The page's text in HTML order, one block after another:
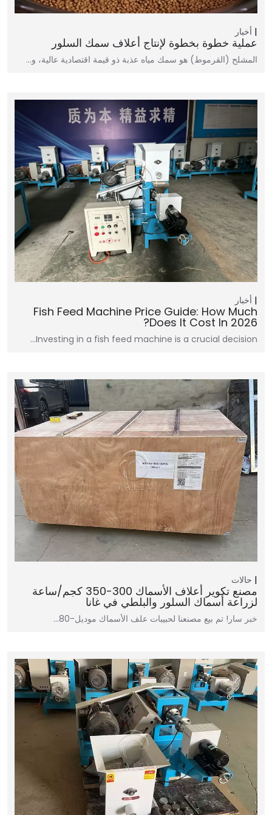
أخبار
عملية خطوة بخطوة لإنتاج أعلاف سمك السلور
المشلح (القرموط) هو سمك مياه عذبة ذو قيمة اقتصادية عالية، و…
أخبار
Fish Feed Machine Price Guide: How Much
Does It Cost In 2026?
Investing in a fish feed machine is a crucial decision…
حالات
مصنع تكوير أعلاف الأسماك 300-350 كجم/ساعة
لزراعة أسماك السلور والبلطي في غانا
خبر سار! تم بيع مصنعنا لحبيبات علف الأسماك موديل-80…